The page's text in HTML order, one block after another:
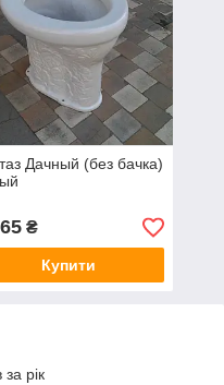
Дачный (без бачка)
₴
Купити
рік